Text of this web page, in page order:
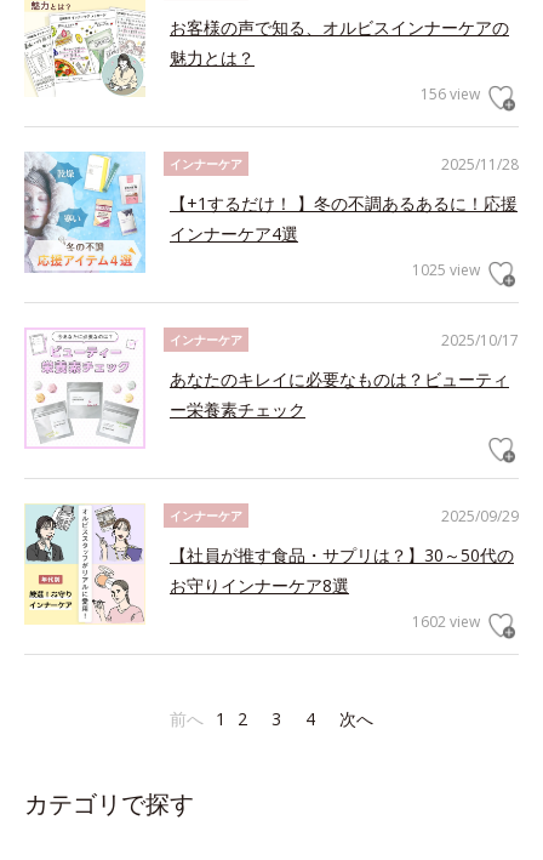
お客様の声で知る、オルビスインナーケアの
魅力とは？
156 view
2025/11/28
インナーケア
【+1するだけ！ 】冬の不調あるあるに！応援
インナーケア4選
1025 view
2025/10/17
インナーケア
あなたのキレイに必要なものは？ビューティ
ー栄養素チェック
2025/09/29
インナーケア
【社員が推す食品・サプリは？】30～50代の
お守りインナーケア8選
1602 view
前へ 1 2 3 4 次へ
カテゴリで探す